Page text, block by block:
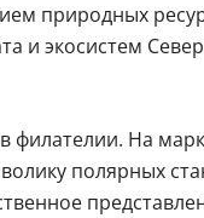
природных
и экосистем
филателии. На
полярных